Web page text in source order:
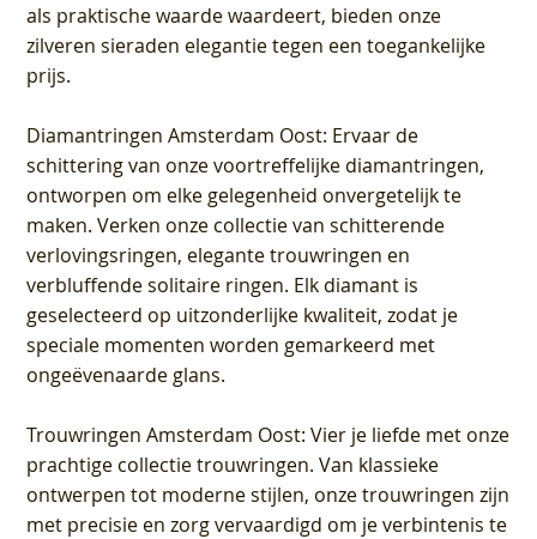
als praktische waarde waardeert, bieden onze
zilveren sieraden elegantie tegen een toegankelijke
prijs.
Diamantringen Amsterdam Oost: Ervaar de
schittering van onze voortreffelijke diamantringen,
ontworpen om elke gelegenheid onvergetelijk te
maken. Verken onze collectie van schitterende
verlovingsringen, elegante trouwringen en
verbluffende solitaire ringen. Elk diamant is
geselecteerd op uitzonderlijke kwaliteit, zodat je
speciale momenten worden gemarkeerd met
ongeëvenaarde glans.
Trouwringen Amsterdam Oost: Vier je liefde met onze
prachtige collectie trouwringen. Van klassieke
ontwerpen tot moderne stijlen, onze trouwringen zijn
met precisie en zorg vervaardigd om je verbintenis te